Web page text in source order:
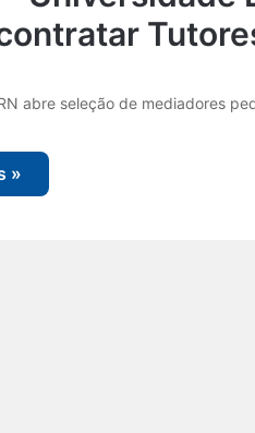
abre seleção de mediadores
»